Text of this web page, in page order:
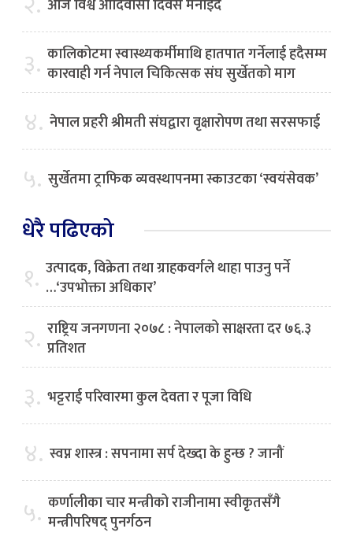
आज विश्व आदिवासी दिवस मनाइँदै
३. कालिकोटमा स्वास्थ्यकर्मीमाथि हातपात गर्नेलाई हदैसम्म
कारवाही गर्न नेपाल चिकित्सक संघ सुर्खेतको माग
४. नेपाल प्रहरी श्रीमती संघद्वारा वृक्षारोपण तथा सरसफाई
५. सुर्खेतमा ट्राफिक व्यवस्थापनमा स्काउटका ‘स्वयंसेवक’
धेरै पढिएको
१. उत्पादक, विक्रेता तथा ग्राहकवर्गले थाहा पाउनु पर्ने
…‘उपभोक्ता अधिकार’
२. राष्ट्रिय जनगणना २०७८ : नेपालको साक्षरता दर ७६.३
प्रतिशत
३. भट्टराई परिवारमा कुल देवता र पूजा विधि
४. स्वप्न शास्त्र : सपनामा सर्प देख्दा के हुन्छ ? जानौं
५. कर्णालीका चार मन्त्रीको राजीनामा स्वीकृतसँगै
मन्त्रीपरिषद् पुनर्गठन